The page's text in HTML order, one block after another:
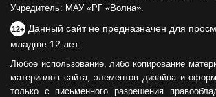
Учредитель: МАУ «РГ «Волна».
12+ Данный сайт не предназначен для
младше 12 лет.
Любое использование, либо копирование
материалов сайта, элементов дизайна и
только с письменного разрешения